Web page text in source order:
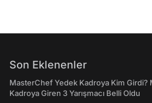
Son Eklenenler
MasterChef Yedek Kadroya Kim Girdi?
Kadroya Giren 3 Yarışmacı Belli Oldu